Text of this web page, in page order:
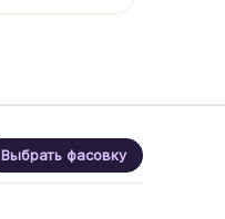
Выбрать фасовку